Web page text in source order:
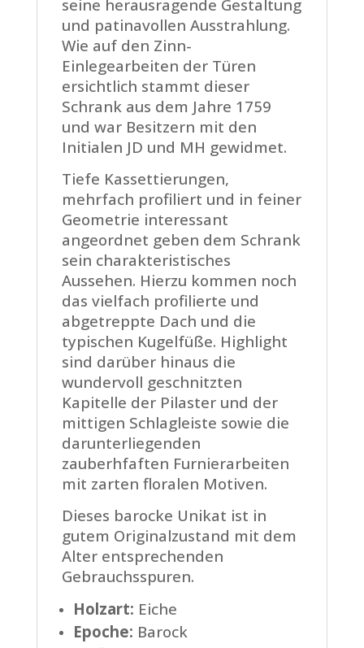
seine herausragende Gestaltung
und patinavollen Ausstrahlung.
Wie auf den Zinn-
Einlegearbeiten der Türen
ersichtlich stammt dieser
Schrank aus dem Jahre 1759
und war Besitzern mit den
Initialen JD und MH gewidmet.
Tiefe Kassettierungen,
mehrfach profiliert und in feiner
Geometrie interessant
angeordnet geben dem Schrank
sein charakteristisches
Aussehen. Hierzu kommen noch
das vielfach profilierte und
abgetreppte Dach und die
typischen Kugelfüße. Highlight
sind darüber hinaus die
wundervoll geschnitzten
Kapitelle der Pilaster und der
mittigen Schlagleiste sowie die
darunterliegenden
zauberhfaften Furnierarbeiten
mit zarten floralen Motiven.
Dieses barocke Unikat ist in
gutem Originalzustand mit dem
Alter entsprechenden
Gebrauchsspuren.
Holzart: Eiche
Epoche: Barock